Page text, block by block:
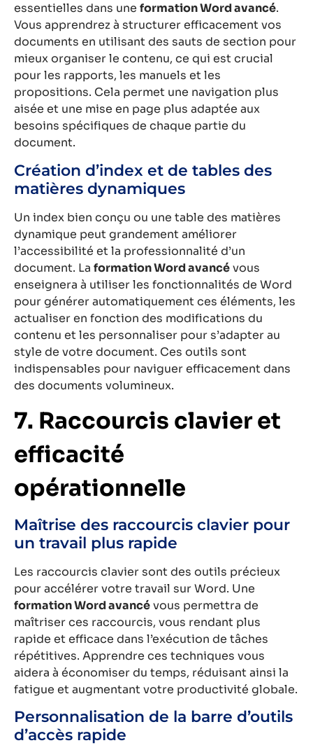
essentielles dans une formation Word avancé.
Vous apprendrez à structurer efficacement vos
documents en utilisant des sauts de section pour
mieux organiser le contenu, ce qui est crucial
pour les rapports, les manuels et les
propositions. Cela permet une navigation plus
aisée et une mise en page plus adaptée aux
besoins spécifiques de chaque partie du
document.
Création d’index et de tables des
matières dynamiques
Un index bien conçu ou une table des matières
dynamique peut grandement améliorer
l’accessibilité et la professionnalité d’un
document. La formation Word avancévous
enseignera à utiliser les fonctionnalités de Word
pour générer automatiquement ces éléments, les
actualiser en fonction des modifications du
contenu et les personnaliser pour s’adapter au
style de votre document. Ces outils sont
indispensables pour naviguer efficacement dans
des documents volumineux.
7. Raccourcis clavier et
efficacité
opérationnelle
Maîtrise des raccourcis clavier pour
un travail plus rapide
Les raccourcis clavier sont des outils précieux
pour accélérer votre travail sur Word. Une
formation Word avancévous permettra de
maîtriser ces raccourcis, vous rendant plus
rapide et efficace dans l’exécution de tâches
répétitives. Apprendre ces techniques vous
aidera à économiser du temps, réduisant ainsi la
fatigue et augmentant votre productivité globale.
Personnalisation de la barre d’outils
d’accès rapide